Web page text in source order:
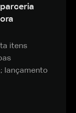
itens
lançamento